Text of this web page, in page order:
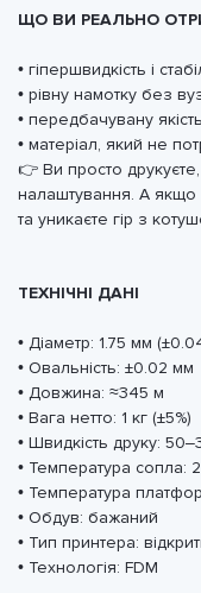
ЩО ВИ РЕАЛЬНО
• гіпершвидкість і
• рівну намотку без
• передбачувану
• матеріал, який не
👉 Ви просто
налаштування. А
та уникаєте гір з
ТЕХНІЧНІ ДАНІ
• Діаметр: 1.75 мм
• Овальність: ±0.02 мм
• Довжина: ≈345 м
• Вага нетто: 1 кг (±5%)
• Швидкість друку:
• Температура сопла:
• Температура
• Обдув: бажаний
• Тип принтера:
• Технологія: FDM